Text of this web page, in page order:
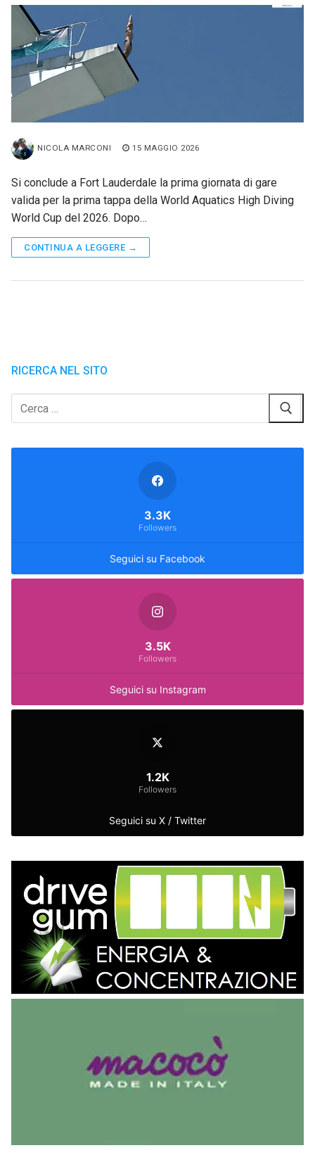
NICOLA MARCONI 15 MAGGIO 2026
Si conclude a Fort Lauderdale la prima giornata di gare
valida per la prima tappa della World Aquatics High Diving
World Cup del 2026. Dopo…
CONTINUA A LEGGERE →
RICERCA NEL SITO
Cerca:
Seguici su Facebook
3.3K
Followers
Seguici su Instagram
3.5K
Followers
Seguici su X / Twitter
1.2K
Followers